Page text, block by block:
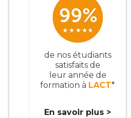
de nos étudiants
satisfaits de
leur année de
formation à LACT*
En savoir plus >